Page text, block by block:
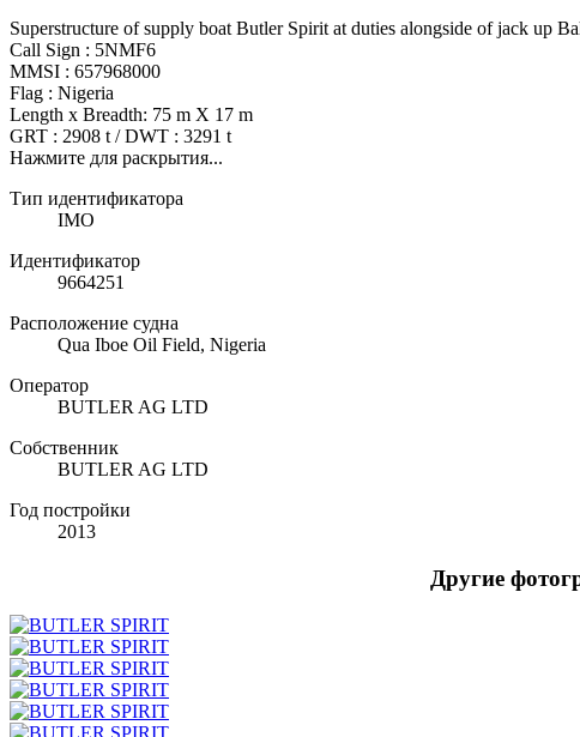
Superstructure of supply boat Butler Spirit at duties alongside of jack up
Call Sign : 5NMF6
MMSI : 657968000
Flag : Nigeria
Length x Breadth: 75 m X 17 m
GRT : 2908 t / DWT : 3291 t
Нажмите для раскрытия...
Тип идентификатора
IMO
Идентификатор
9664251
Расположение судна
Qua Iboe Oil Field, Nigeria
Оператор
BUTLER AG LTD
Собственник
BUTLER AG LTD
Год постройки
2013
Другие